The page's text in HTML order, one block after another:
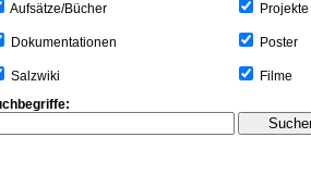
Aufsätze/Bücher
Dokumentationen
Salzwiki
Projekte
Poster
Filme